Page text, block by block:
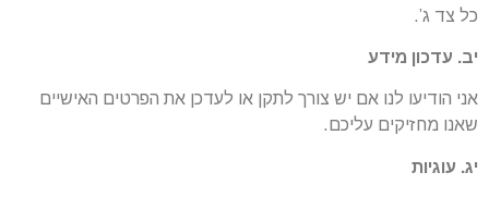
כל צד ג’.
יב. עדכון מידע
אני הודיעו לנו אם יש צורך לתקן או לעדכן את הפרטים האישיים
שאנו מחזיקים עליכם.
יג. עוגיות